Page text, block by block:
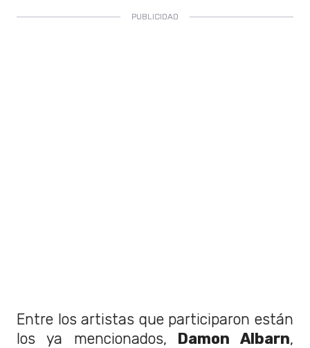
Entre los artistas que participaron están
los ya mencionados, Damon Albarn,